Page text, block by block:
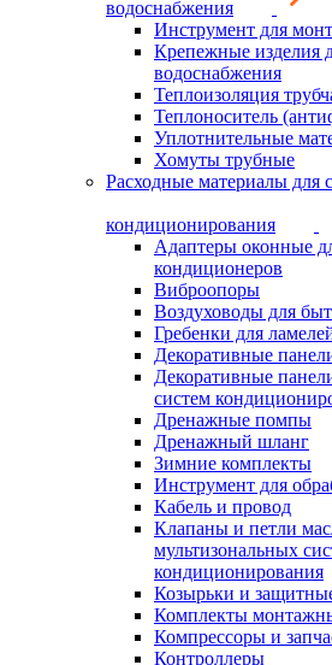
водоснабжения
Инструмент для
Крепежные изделия
водоснабжения
Теплоизоляция
Теплоноситель
Уплотнительные
Хомуты трубные
Расходные материалы для
кондиционирования
Адаптеры оконные
кондиционеров
Виброопоры
Воздуховоды для
Гребенки для
Декоративные
Декоративные
систем
Дренажные помпы
Дренажный шланг
Зимние комплекты
Инструмент для
Кабель и провод
Клапаны и петли
мультизональных
кондиционирования
Козырьки и
Комплекты
Компрессоры и
Контроллеры